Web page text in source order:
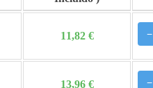
11,82 € −
13,96 € −